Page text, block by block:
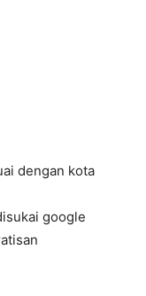
dengan kota
google